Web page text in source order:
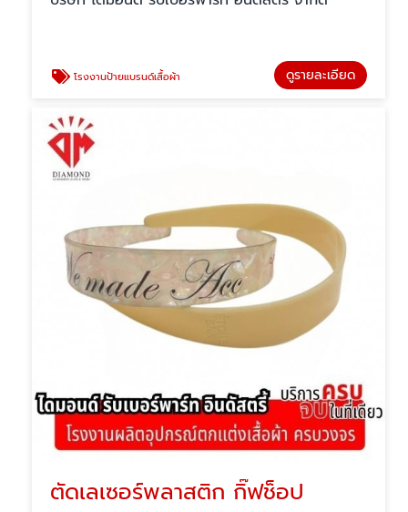
โรงงานป้ายแบรนด์เสื้อผ้า ดูรายละเอียด
ตัดเลเซอร์พลาสติก กิ๊ฟช็อป